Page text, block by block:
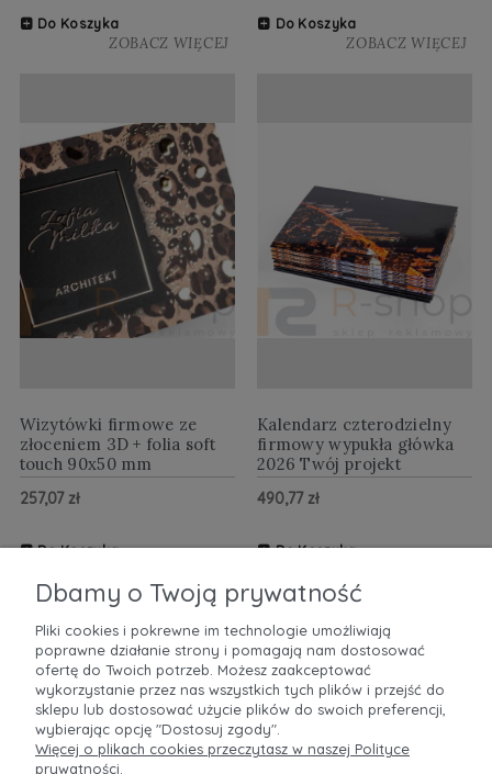
Do Koszyka
ZOBACZ WIĘCEJ
Do Koszyka
ZOBACZ WIĘCEJ
Wizytówki firmowe ze
złoceniem 3D + folia soft
touch 90x50 mm
257,07 zł
Do Koszyka
Kalendarz czterodzielny
firmowy wypukła główka
2026 Twój projekt
490,77 zł
Do Koszyka
POMOC
MOJE KONTO
Dbamy o Twoją prywatność
Pliki cookies i pokrewne im technologie umożliwiają
poprawne działanie strony i pomagają nam dostosować
ofertę do Twoich potrzeb. Możesz zaakceptować
wykorzystanie przez nas wszystkich tych plików i przejść do
sklepu lub dostosować użycie plików do swoich preferencji,
wybierając opcję "Dostosuj zgody".
Więcej o plikach cookies przeczytasz w naszej Polityce
prywatności.